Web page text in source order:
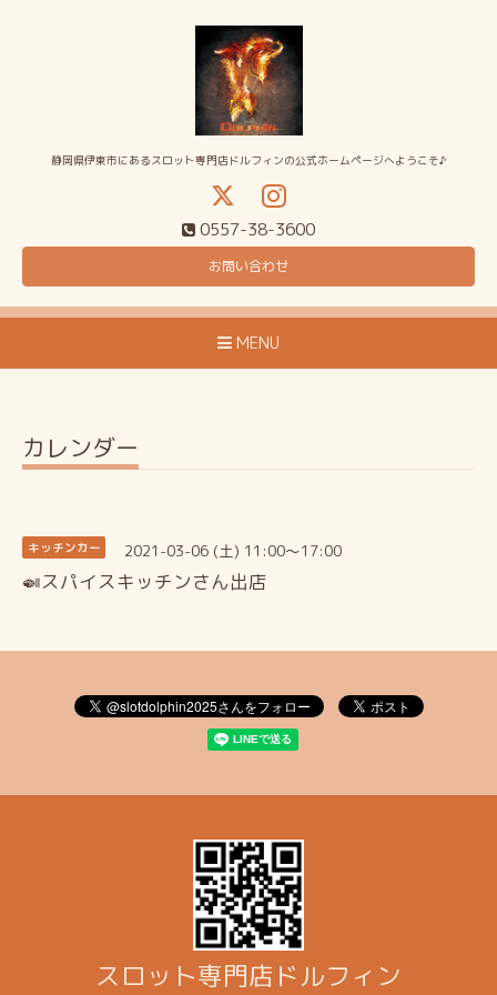
静岡県伊東市にあるスロット専門店ドルフィンの公式ホームページへようこそ♪
0557-38-3600
お問い合わせ
MENU
カレンダー
キッチンカー 2021-03-06 (土) 11:00～17:00
🍛スパイスキッチンさん出店
スロット専門店ドルフィン